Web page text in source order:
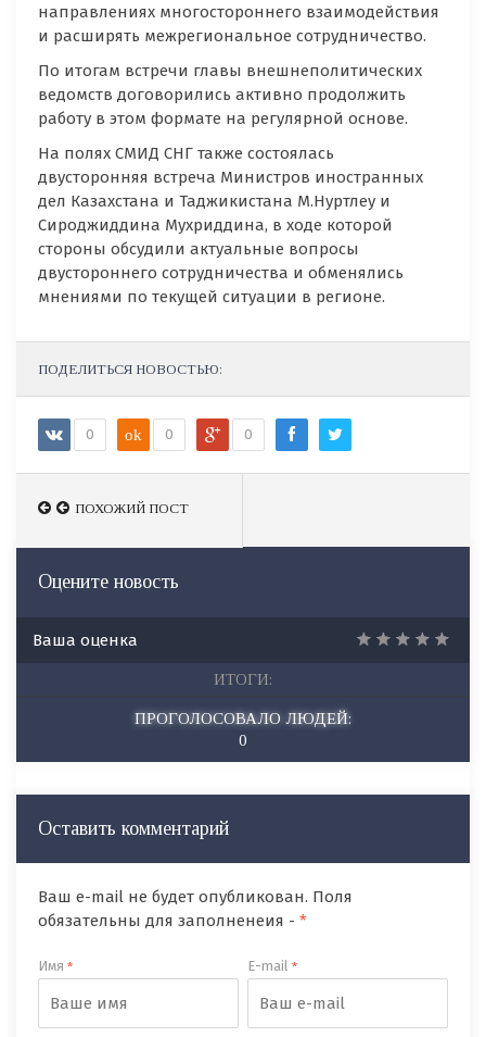
направлениях многостороннего взаимодействия
и расширять межрегиональное сотрудничество.
По итогам встречи главы внешнеполитических
ведомств договорились активно продолжить
работу в этом формате на регулярной основе.
На полях СМИД СНГ также состоялась
двусторонняя встреча Министров иностранных
дел Казахстана и Таджикистана М.Нуртлеу и
Сироджиддина Мухриддина, в ходе которой
стороны обсудили актуальные вопросы
двустороннего сотрудничества и обменялись
мнениями по текущей ситуации в регионе.
ПОДЕЛИТЬСЯ НОВОСТЬЮ:
0 ok 0 0
ПОХОЖИЙ ПОСТ
ПОХОЖИЙ ПОСТ
Оцените новость
Ваша оценка
ИТОГИ:
ПРОГОЛОСОВАЛО ЛЮДЕЙ:
0
Оставить комментарий
Ваш e-mail не будет опубликован. Поля
обязательны для заполненеия - *
Имя * E-mail*